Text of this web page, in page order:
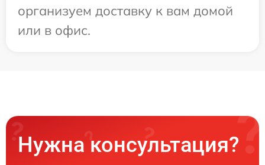
организуем доставку к вам домой
или в офис.
Нужна консультация?